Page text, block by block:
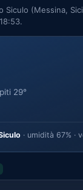
Siculo (Messina,
29°
· umidità 67%